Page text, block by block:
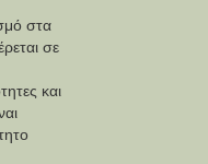
στα
σε
και